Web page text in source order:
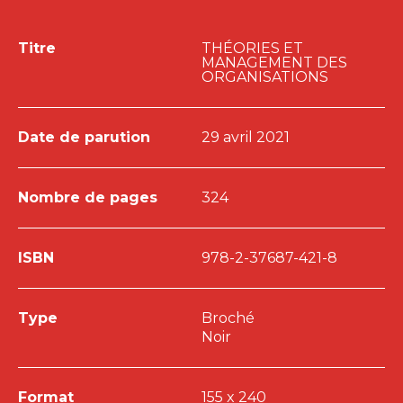
Titre
THÉORIES ET
MANAGEMENT DES
ORGANISATIONS
Date de parution 29 avril 2021
Nombre de pages 324
ISBN 978-2-37687-421-8
Type
Broché
Noir
Format 155 x 240